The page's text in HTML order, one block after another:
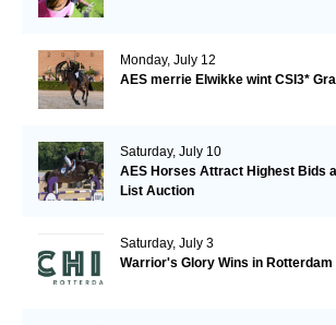
Monday, July 12
AES merrie Elwikke wint CSI3*
Saturday, July 10
AES Horses Attract Highest Bids
List Auction
Saturday, July 3
Warrior's Glory Wins in Rotterdam